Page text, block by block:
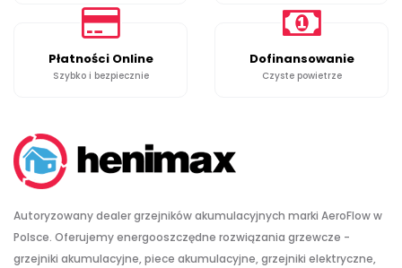
Płatności Online
Szybko i bezpiecznie
Dofinansowanie
Czyste powietrze
Autoryzowany dealer grzejników akumulacyjnych marki AeroFlow w
Polsce. Oferujemy energooszczędne rozwiązania grzewcze -
grzejniki akumulacyjne, piece akumulacyjne, grzejniki elektryczne,